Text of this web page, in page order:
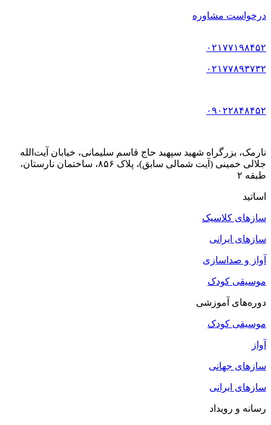
درخواست مشاوره
۰۲۱۷۷۱۹۸۴۵۲
۰۲۱۷۷۸۹۳۷۳۲
۰۹۰۲۲۸۴۸۴۵۲
نارمک، بزرگراه شهید سپهبد حاج قاسم سلیمانی، خیابان آیت‌الله
جلالی خمینی (آیت شمالی سابق)، پلاک ۸۵۶، ساختمان نارستان،
طبقه ۲
اساتید
سازهای کلاسیک
سازهای ایرانی
آواز و صداسازی
موسیقی کودک
دوره‌های آموزشی
موسیقی کودک
آواز
سازهای جهانی
سازهای ایرانی
رسانه و رویداد